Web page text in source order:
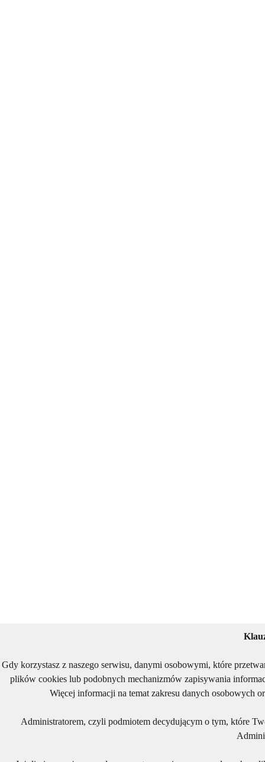
Gdy korzystasz z naszego serwisu, danymi osobowymi, które
plików cookies lub podobnych mechanizmów zapisywania
Więcej informacji na temat zakresu danych osobowych
Administratorem, czyli podmiotem decydującym o tym, które